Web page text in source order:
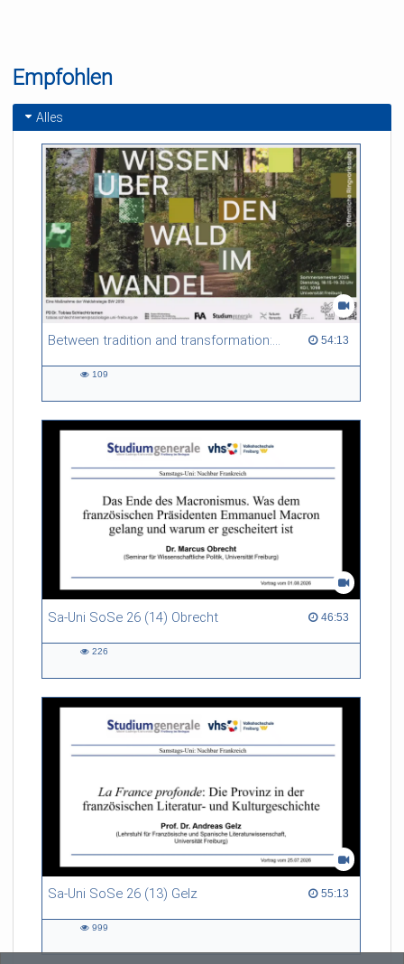
Empfohlen
Alles
Between tradition and transformation: how owners, advisers and institutions co-create knowledge for resilient forests in Europe 54:13
54:13 duration
109
Sa-Uni SoSe 26 (14) Obrecht 46:53
46:53 duration
226
Sa-Uni SoSe 26 (13) Gelz 55:13
55:13 duration
999